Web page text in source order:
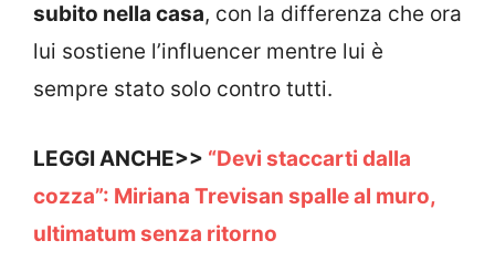
subito nella casa, con la differenza che ora
lui sostiene l’influencer mentre lui è
sempre stato solo contro tutti.
LEGGI ANCHE>> “Devi staccarti dalla
cozza”: Miriana Trevisan spalle al muro,
ultimatum senza ritorno